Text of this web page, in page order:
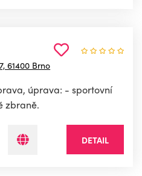
61400 Brno
úprava: - sportovní
zbraně.
DETAIL